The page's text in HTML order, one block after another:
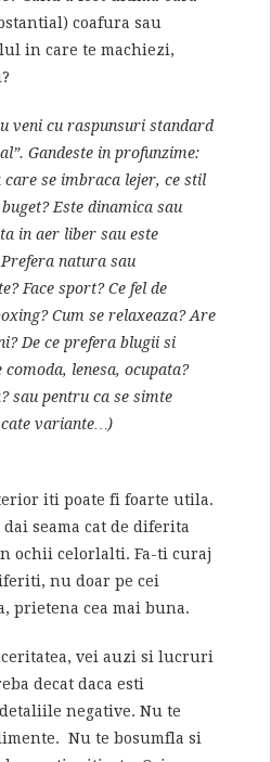
coafura sau
in care te machiezi,
veni cu raspunsuri standard
Gandeste in profunzime:
se imbraca lejer, ce stil
Este dinamica sau
in aer liber sau este
natura sau
Face sport? Ce fel de
Cum se relaxeaza? Are
De ce prefera blugii si
lenesa, ocupata?
sau pentru ca se simte
cate variante…)
iti poate fi foarte utila.
seama cat de diferita
ochii celorlalti. Fa-ti curaj
nu doar pe cei
prietena cea mai buna.
vei auzi si lucruri
decat daca esti
negative. Nu te
Nu te bosumfla si